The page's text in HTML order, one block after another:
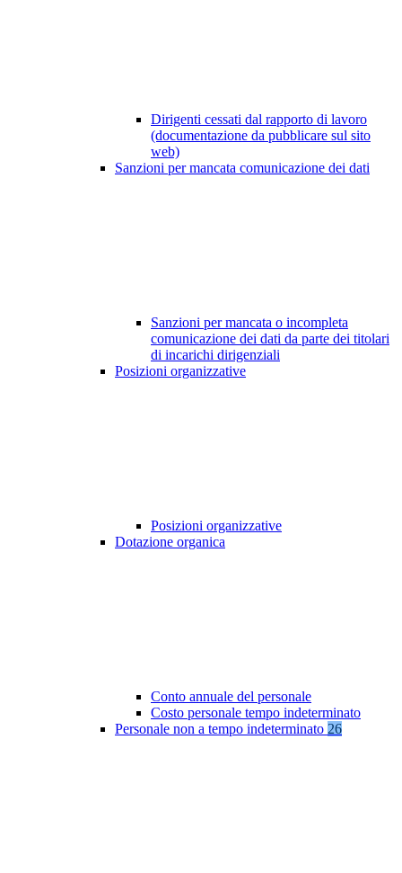
Dirigenti cessati dal rapporto di lavoro
(documentazione da pubblicare sul sito
web)
Sanzioni per mancata comunicazione dei dati
Sanzioni per mancata o incompleta
comunicazione dei dati da parte dei titolari
di incarichi dirigenziali
Posizioni organizzative
Posizioni organizzative
Dotazione organica
Conto annuale del personale
Costo personale tempo indeterminato
Personale non a tempo indeterminato 26